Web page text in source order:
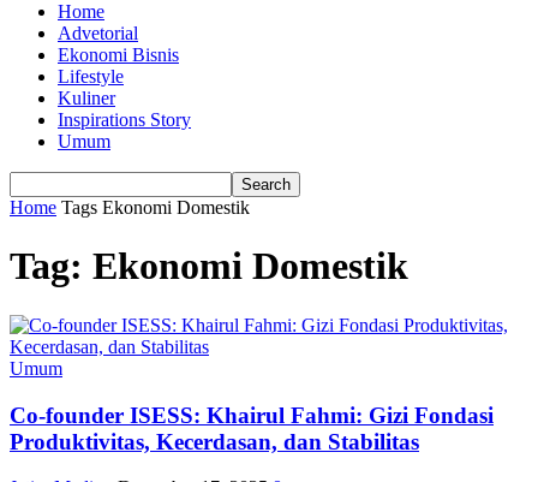
Home
Advetorial
Ekonomi Bisnis
Lifestyle
Kuliner
Inspirations Story
Umum
Home Tags Ekonomi Domestik
Tag: Ekonomi Domestik
Umum
Co-founder ISESS: Khairul Fahmi: Gizi Fondasi
Produktivitas, Kecerdasan, dan Stabilitas